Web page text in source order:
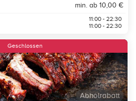
min. ab 10,00 €
11:00 - 22:30
11:00 - 22:30
Abholrabatt
Geschlossen